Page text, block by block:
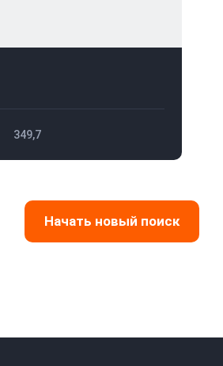
349,7
Начать новый поиск